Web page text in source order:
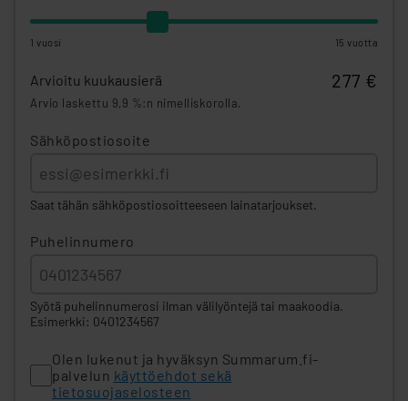
1 vuosi 15 vuotta
Arvioitu kuukausierä 277 €
Arvio laskettu 9,9 %:n nimelliskorolla.
Sähköpostiosoite
Saat tähän sähköpostiosoitteeseen lainatarjoukset.
Puhelinnumero
Syötä puhelinnumerosi ilman välilyöntejä tai maakoodia.
Esimerkki: 0401234567
Olen lukenut ja hyväksyn Summarum.fi-
palvelun käyttöehdot sekä
tietosuojaselosteen